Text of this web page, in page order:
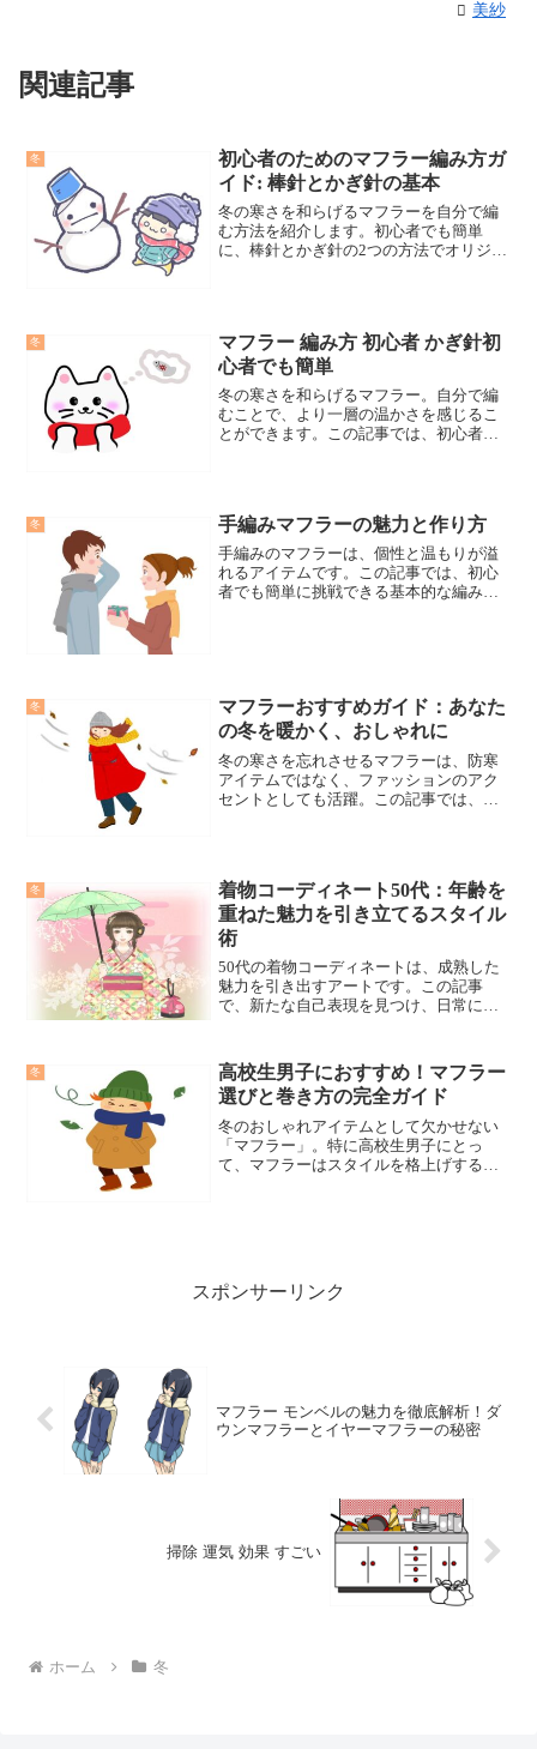
美紗
関連記事
冬
初心者のためのマフラー編み方ガ
イド: 棒針とかぎ針の基本
冬の寒さを和らげるマフラーを自分で編
む方法を紹介します。初心者でも簡単
に、棒針とかぎ針の2つの方法でオリジナ
冬
マフラー 編み方 初心者 かぎ針初
心者でも簡単
冬の寒さを和らげるマフラー。自分で編
むことで、より一層の温かさを感じるこ
とができます。この記事では、初心者で
冬 手編みマフラーの魅力と作り方
手編みのマフラーは、個性と温もりが溢
れるアイテムです。この記事では、初心
者でも簡単に挑戦できる基本的な編み方
フラーを作ってみませんか？
冬
マフラーおすすめガイド：あなた
の冬を暖かく、おしゃれに
冬の寒さを忘れさせるマフラーは、防寒
アイテムではなく、ファッションのアク
セントとしても活躍。この記事では、お
冬
着物コーディネート50代：年齢を
重ねた魅力を引き立てるスタイル
術
50代の着物コーディネートは、成熟した
魅力を引き出すアートです。この記事
で、新たな自己表現を見つけ、日常に彩
冬
高校生男子におすすめ！マフラー
選びと巻き方の完全ガイド
冬のおしゃれアイテムとして欠かせない
「マフラー」。特に高校生男子にとっ
て、マフラーはスタイルを格上げする鍵
一枚を見つける秘訣を共有します。
スポンサーリンク
マフラー モンベルの魅力を徹底解析！ダ
ウンマフラーとイヤーマフラーの秘密
掃除 運気 効果 すごい
ホーム 冬